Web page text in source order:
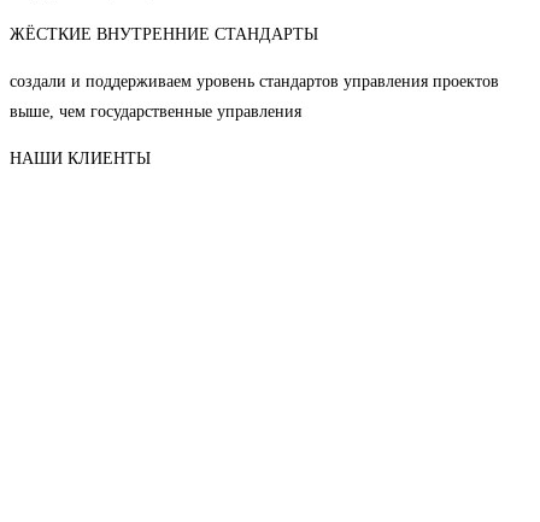
ЖЁСТКИЕ ВНУТРЕННИЕ СТАНДАРТЫ
создали и поддерживаем уровень стандартов управления проектов
выше, чем государственные управления
НАШИ КЛИЕНТЫ